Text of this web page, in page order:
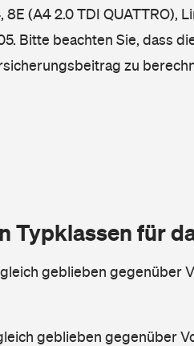
(A4 2.0 TDI QUATTRO),
Bitte beachten Sie, dass
zu
Typklassen für
geblieben gegenüber
geblieben gegenüber